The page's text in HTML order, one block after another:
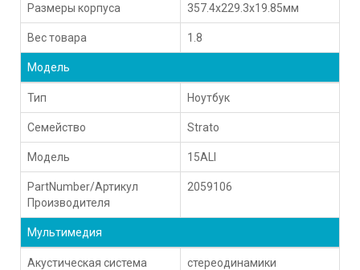
Размеры корпуса 357.4x229.3x19.85мм
Вес товара 1.8
Модель
Тип Ноутбук
Семейство Strato
Модель 15ALI
PartNumber/Артикул
Производителя
2059106
Мультимедия
Акустическая система стереодинамики